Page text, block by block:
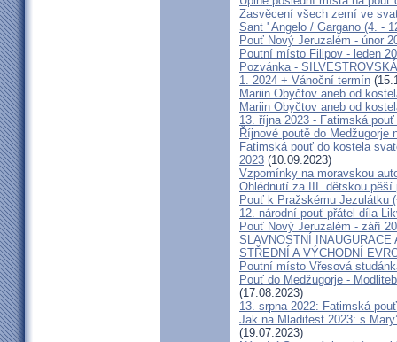
Zasvěcení všech zemí ve
Sant ' Angelo / Gargano (4. -
Pouť Nový Jeruzalém - únor
Poutní místo Filipov - leden
Pozvánka -
1. 2024 + Vánoční termín
Mariin Obyčtov aneb od
Mariin Obyčtov aneb od
13. října 2023 - Fatimská
Říjnové poutě do Medžugorje
Fatimská pouť do kostela
2023 (10.09.2023)
Vzpomínky na moravskou
Ohlédnutí za III. dětskou pěší
Pouť k Pražskému Jezulátku
12. národní pouť přátel díla
Pouť Nový Jeruzalém - září
SLAVNOSTNÍ
STŘEDNÍ A VÝCHODNÍ
Poutní místo Vřesová
Pouť do Medžugorje -
(17.08.2023)
13. srpna 2022: Fatimská
Jak na Mladifest 2023: s
(19.07.2023)